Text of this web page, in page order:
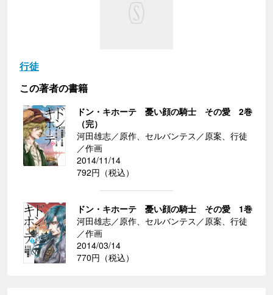
行徒
この著者の書籍
ドン・キホーテ 憂い顔の騎士 その愛 2巻
（完）
河田雄志／原作、セルバンテス／原案、行徒
／作画
2014/11/14
792円（税込）
ドン・キホーテ 憂い顔の騎士 その愛 1巻
河田雄志／原作、セルバンテス／原案、行徒
／作画
2014/03/14
770円（税込）